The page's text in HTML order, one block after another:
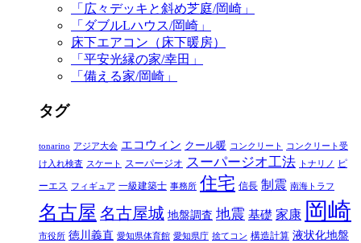
「広々デッキと斜め芝庭/岡崎」
「ダブルLハウス/岡崎」
床下エアコン（床下暖房）
「平安光縁の家/幸田」
「備える家/岡崎」
タグ
tonarino アジア大会 エコウィン クール暖 コンクリート
コンクリート受
け入れ検査 スケート スーパージオ スーパージオ工法 トナリノ
ピ
ーエス
フィギュア 一級建築士 事務所 住宅 信長 制震 南海トラフ
名古屋 名古屋城 地盤調査 地震 基礎 家康 岡崎
市役所 徳川義直 愛知県体育館 愛知県庁 捨てコン 構造計算 液状化地盤